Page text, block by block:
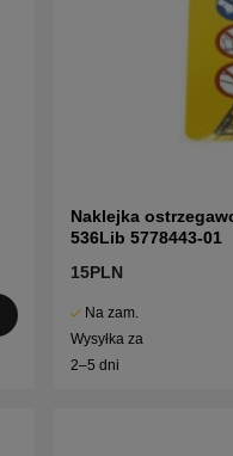
Naklejka
536Lib 5778443-01
15PLN
Na zam.
Wysyłka za
2–5 dni